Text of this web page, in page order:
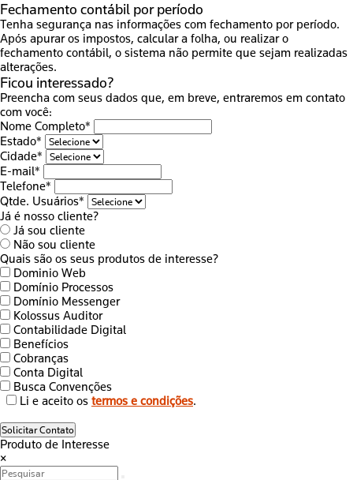
Fechamento contábil por período
Tenha segurança nas informações com fechamento por período.
Após apurar os impostos, calcular a folha, ou realizar o
fechamento contábil, o sistema não permite que sejam realizadas
alterações.
Ficou interessado?
Preencha com seus dados que, em breve, entraremos em contato
com você:
Nome Completo*
Estado*
Cidade*
E-mail*
Telefone*
Qtde. Usuários*
Já é nosso cliente?
Já sou cliente
Não sou cliente
Quais são os seus produtos de interesse?
Dominio Web
Domínio Processos
Domínio Messenger
Kolossus Auditor
Contabilidade Digital
Benefícios
Cobranças
Conta Digital
Busca Convenções
Li e aceito os termos e condições.
Solicitar Contato
Produto de Interesse
×